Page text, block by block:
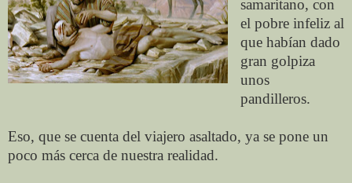
samaritano, con
el pobre infeliz al
que habían dado
gran golpiza
unos
pandilleros.
Eso, que se cuenta del viajero asaltado, ya se pone un
poco más cerca de nuestra realidad.